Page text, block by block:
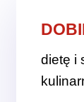
dietę i